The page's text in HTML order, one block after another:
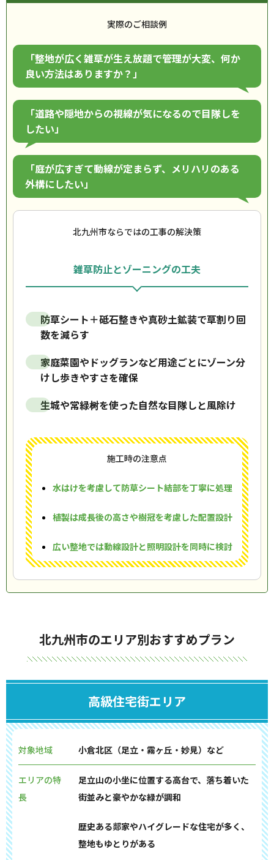
実際のご相談例
「整地が広く雑草が生え放題で管理が大変、何か
良い方法はありますか？」
「道路や隠地からの視線が気になるので目隊しを
したい」
「庭が広すぎて動線が定まらず、メリハリのある
外構にしたい」
北九州市ならではの工事の解決策
雑草防止とゾーニングの工夫
防草シート＋砥石整きや真砂土鉱装で草割り回
数を減らす
家庭菜園やドッグランなど用途ごとにゾーン分
けし歩きやすさを確保
生城や常緑树を使った自然な目隊しと風除け
施工時の注意点
水はけを考慮して防草シート結部を丁寧に処理
植製は成長後の高さや樹冠を考慮した配置設計
広い整地では動線設計と照明設計を同時に検討
北九州市のエリア別おすすめプラン
高級住宅街エリア
対象地域 小倉北区（足立・霧ヶ丘・妙見）など
エリアの特
長
足立山の小坐に位置する高台で、落ち着いた
街並みと豪やかな緑が調和
歴史ある郯家やハイグレードな住宅が多く、
整地もゆとりがある